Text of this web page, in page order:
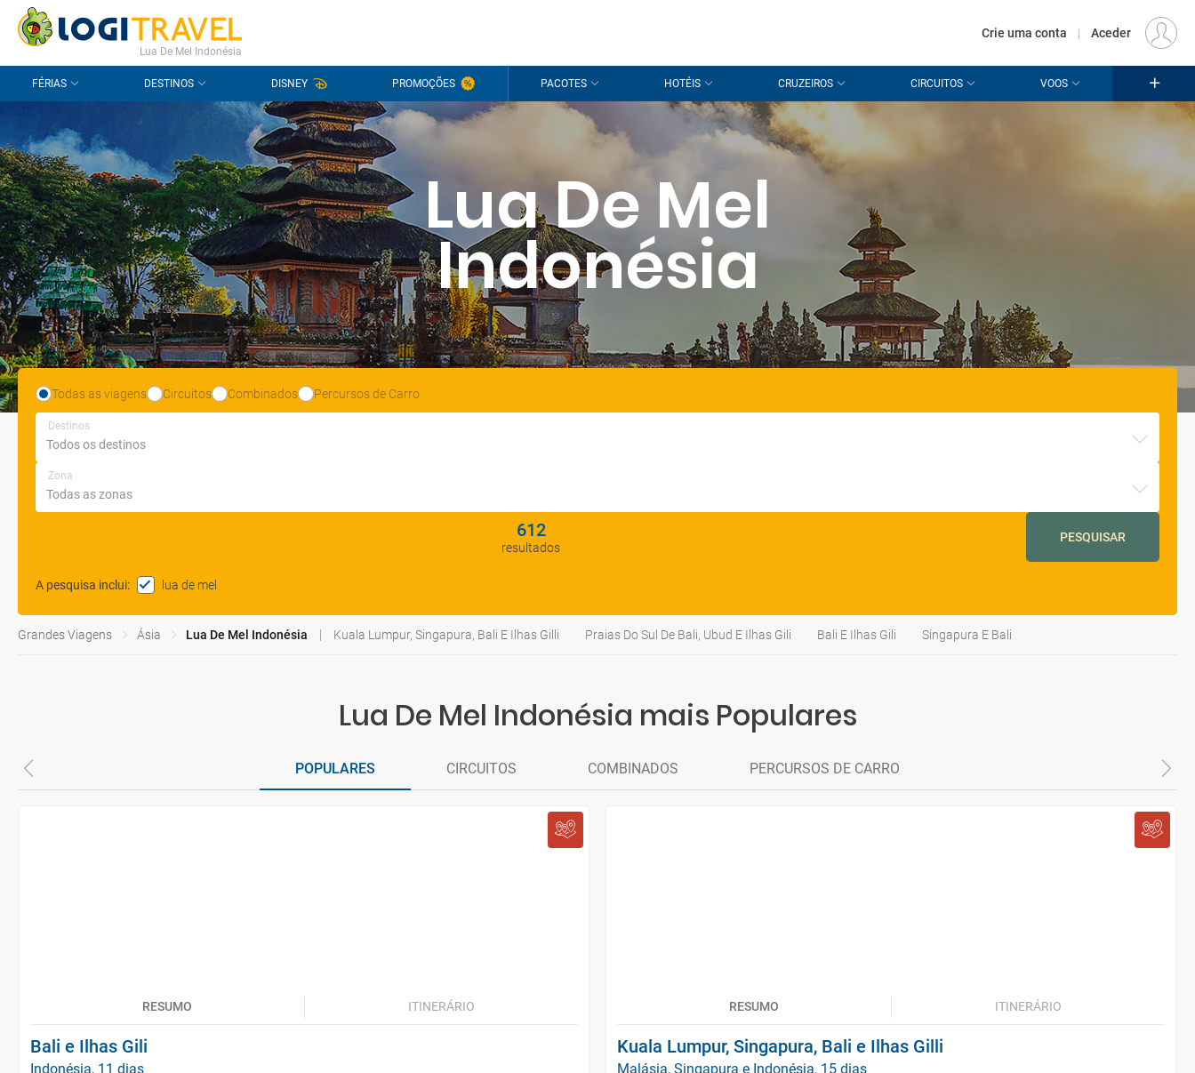
CONTACTO PERGUNTAS FREQUENTES EUR
Lua De Mel Indonésia
Crie uma conta | Aceder
FÉRIAS DESTINOS DISNEY PROMOÇÕES PACOTES HOTÉIS CRUZEIROS CIRCUITOS VOOS
Lua De Mel
Indonésia
Todas as viagens Circuitos Combinados Percursos de Carro
Destinos
Zona
612
resultados
PESQUISAR
A pesquisa inclui: lua de mel
Grandes Viagens Ásia Lua De Mel Indonésia Kuala Lumpur, Singapura, Bali E Ilhas Gilli Praias Do Sul De Bali, Ubud E Ilhas Gili Bali E Ilhas Gili Singapura E Bali
Lua De Mel Indonésia mais Populares
POPULARES CIRCUITOS COMBINADOS PERCURSOS DE CARRO
RESUMO ITINERÁRIO
Bali e Ilhas Gili
Indonésia, 11 dias
RESUMO ITINERÁRIO
Kuala Lumpur, Singapura, Bali e Ilhas Gilli
Malásia, Singapura e Indonésia, 15 dias